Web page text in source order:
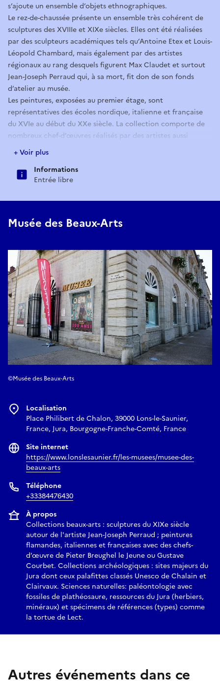
s’ajoute un ensemble d’objets ethnographiques.
Le rez-de-chaussée présente un ensemble très cohérent de
sculptures des XVIIIe et XIXe siècles. Elles ont été réalisées
par des sculpteurs académiques tels qu’Antoine Etex et Louis-
Léopold Chambard, mais également par des artistes
régionaux au rang desquels figurent Max Claudet et surtout
Jean-Joseph Perraud qui, à sa mort, fit don de son fonds
d’atelier au musée.
Les peintures, exposées au premier étage, sont
représentatives des écoles nordique, italienne et française
du XVIe au début du XXe siècle. La collection comporte de
nombreux chef-d’œuvres réalisés par des artistes aussi
renommés que Pietro Della Vecchia, Pietro Negri, Pieter
Brueghel le Jeune, Adriaen Van de Venne, Charles Meynier,
Gustave Courbet ou encore Auguste Pointelin.
+ Voir plus
Informations
Entrée libre
Musée des Beaux-Arts
©Musée des Beaux-Arts
Localisation
Place Philibert de Chalon, 39000 Lons-le-Saunier,
France, Jura, Bourgogne-Franche-Comté, France
Site internet
https://www.lonslesaunier.fr/les-musees/musee-des-
beaux-arts
Téléphone
+33384476430
À propos
Collections beaux-arts : sculptures du XIXe siècle
autour de l'artiste Jean-Joseph Perraud ; peintures
flamandes, italiennes et françaises avec des chefs-
d’œuvre de Pieter Breughel le Jeune ou Gustave
Courbet. Collections archéologiques : sites majeurs du
Jura dont ceux palafittes classés Unesco de Chalain et
Clairvaux. Sciences naturelles: paléontologie avec
fossiles de plathéosaure, ressources du Jura (herbiers,
minéraux) et spécimens de références (types) comme
la tortue de Lect.
Autres événements dans ce